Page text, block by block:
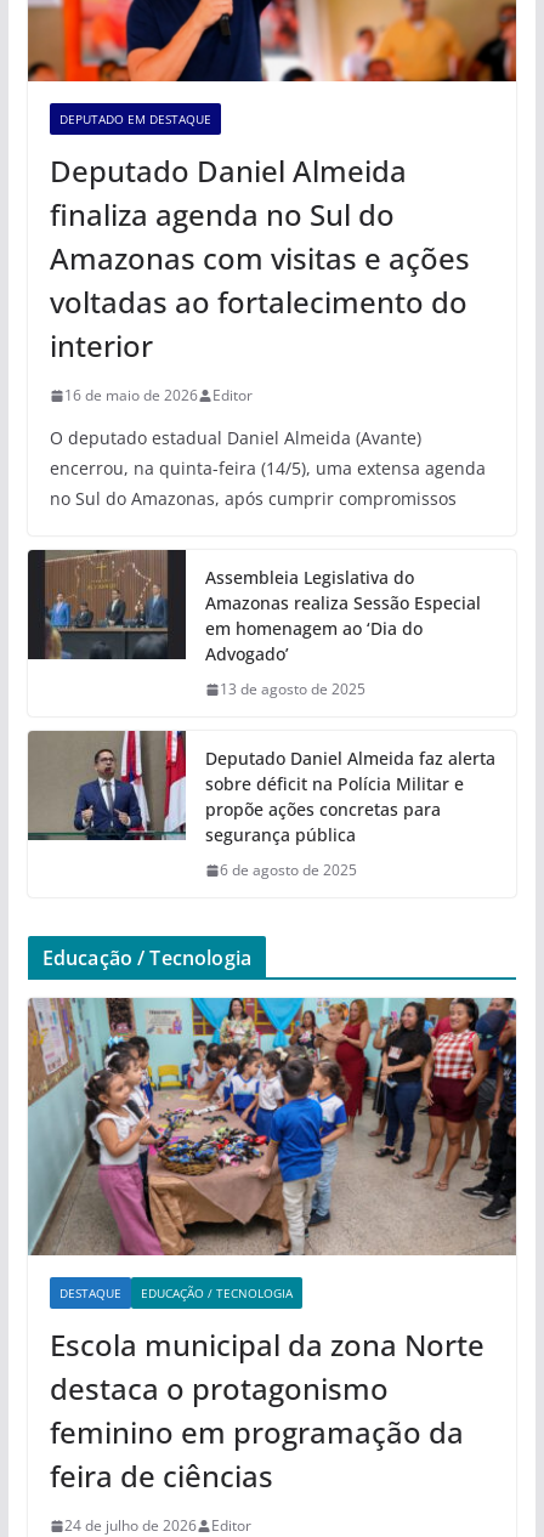
DEPUTADO EM DESTAQUE
Deputado Daniel Almeida
finaliza agenda no Sul do
Amazonas com visitas e ações
voltadas ao fortalecimento do
interior
16 de maio de 2026 Editor
O deputado estadual Daniel Almeida (Avante)
encerrou, na quinta-feira (14/5), uma extensa agenda
no Sul do Amazonas, após cumprir compromissos
Assembleia Legislativa do
Amazonas realiza Sessão Especial
em homenagem ao ‘Dia do
Advogado’
13 de agosto de 2025
Deputado Daniel Almeida faz alerta
sobre déficit na Polícia Militar e
propõe ações concretas para
segurança pública
6 de agosto de 2025
Educação / Tecnologia
DESTAQUE EDUCAÇÃO / TECNOLOGIA
Escola municipal da zona Norte
destaca o protagonismo
feminino em programação da
feira de ciências
24 de julho de 2026 Editor